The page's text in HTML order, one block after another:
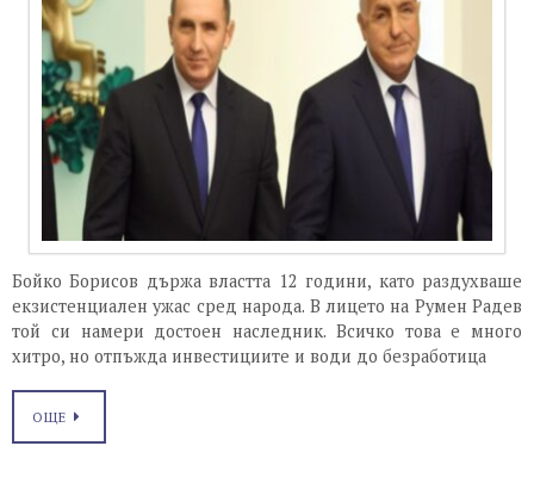
Бойко Борисов държа властта 12 години, като раздухваше
екзистенциален ужас сред народа. В лицето на Румен Радев
той си намери достоен наследник. Всичко това е много
хитро, но отпъжда инвестициите и води до безработица
ОЩЕ